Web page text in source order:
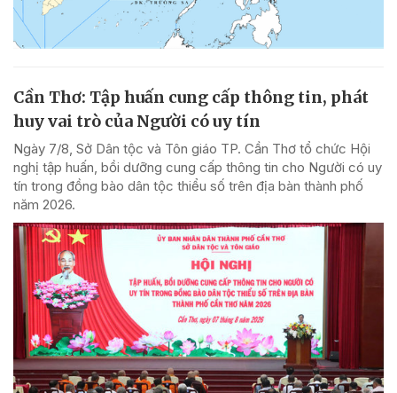
Cần Thơ: Tập huấn cung cấp thông tin, phát
huy vai trò của Người có uy tín
Ngày 7/8, Sở Dân tộc và Tôn giáo TP. Cần Thơ tổ chức Hội
nghị tập huấn, bồi dưỡng cung cấp thông tin cho Người có uy
tín trong đồng bào dân tộc thiểu số trên địa bàn thành phố
năm 2026.